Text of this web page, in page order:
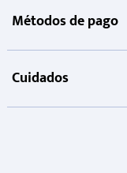
Métodos de pago
Cuidados